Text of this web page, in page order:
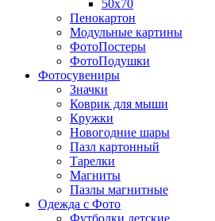
50х70
Пенокартон
Модульные картины
ФотоПостеры
ФотоПодушки
Фотоcувениры
Значки
Коврик для мыши
Кружки
Новогодние шары
Пазл картонный
Тарелки
Магниты
Пазлы магнитные
Одежда с Фото